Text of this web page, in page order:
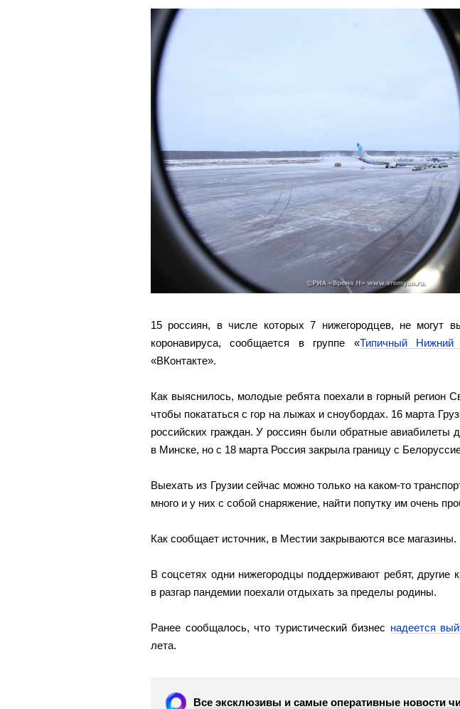
15 россиян, в числе которых 7 нижегородцев, не могут
коронавируса, сообщается в группе «Типичный Нижний
«ВКонтакте».
Как выяснилось, молодые ребята поехали в горный регион
чтобы покататься с гор на лыжах и сноубордах. 16 марта
российских граждан. У россиян были обратные авиабилеты
в Минске, но с 18 марта Россия закрыла границу с
Выехать из Грузии сейчас можно только на каком-то
много и у них с собой снаряжение, найти попутку им очень
Как сообщает источник, в Местии закрываются все магазины.
В соцсетях одни нижегородцы поддерживают ребят, другие
в разгар пандемии поехали отдыхать за пределы родины.
Ранее сообщалось, что туристический бизнес надеется
лета.
Все эксклюзивы и самые оперативные новости